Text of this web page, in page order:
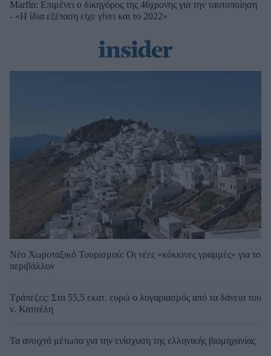
Marfin: Επιμένει ο δικηγόρος της 46χρονης για την ταυτοποίηση
- «Η ίδια εξέταση είχε γίνει και το 2022»
Νέο Χωροταξικό Τουρισμού: Οι νέες «κόκκινες γραμμές» για το
περιβάλλον
Τράπεζες: Στα 55,5 εκατ. ευρώ ο λογαριασμός από τα δάνεια του
ν. Κατσέλη
Τα ανοιχτά μέτωπα για την ενίσχυση της ελληνικής βιομηχανίας